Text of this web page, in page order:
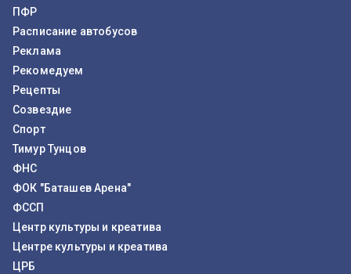
ПФР
Расписание автобусов
Реклама
Рекомедуем
Рецепты
Созвездие
Спорт
Тимур Тунцов
ФНС
ФОК "Баташев Арена"
ФССП
Центр культуры и креатива
Центре культуры и креатива
ЦРБ